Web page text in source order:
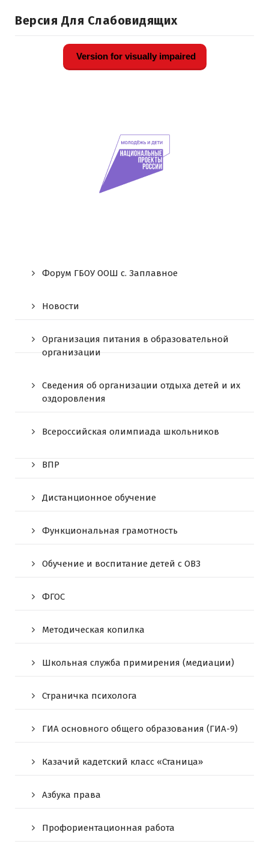
Версия Для Слабовидящих
Version for visually impaired
Форум ГБОУ ООШ c. Заплавное
Новости
Организация питания в образовательной
организации
Сведения об организации отдыха детей и их
оздоровления
Всероссийская олимпиада школьников
ВПР
Дистанционное обучение
Функциональная грамотность
Обучение и воспитание детей с ОВЗ
ФГОС
Методическая копилка
Школьная служба примирения (медиации)
Страничка психолога
ГИА основного общего образования (ГИА-9)
Казачий кадетский класс «Станица»
Азбука права
Профориентационная работа